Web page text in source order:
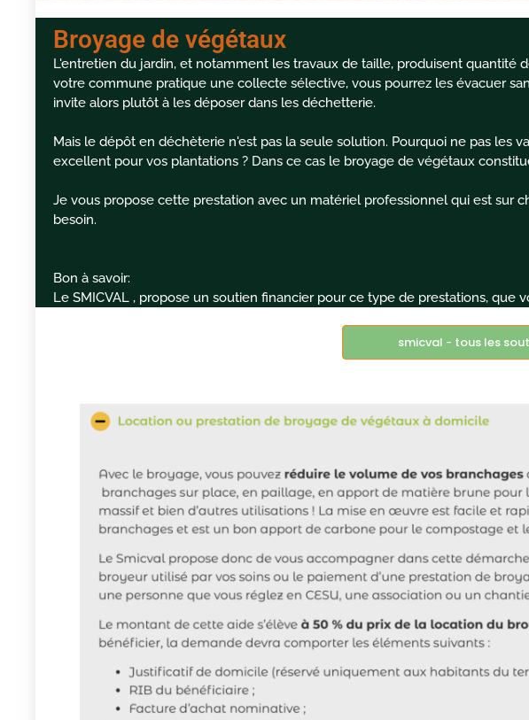
Broyage de végétaux
L'entretien du jardin, et notamment les travaux de taille, produisent quantité
votre commune pratique une collecte sélective, vous pourrez les évacuer
invite alors plutôt à les déposer dans les déchetterie.
Mais le dépôt en déchèterie n'est pas la seule solution. Pourquoi ne pas les
excellent pour vos plantations ? Dans ce cas le broyage de végétaux
Je vous propose cette prestation avec un matériel professionnel qui est sur
besoin.
Bon à savoir:
Le SMICVAL , propose un soutien financier pour ce type de prestations, que
smicval - tous les